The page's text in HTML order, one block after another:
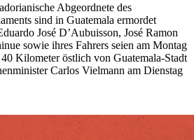
Abgeordnete des
sind in Guatemala ermordet
José D’Aubuisson, José Ramon
sowie ihres Fahrers seien am Montag
Kilometer östlich von Guatemala-Stadt
Carlos Vielmann am Dienstag